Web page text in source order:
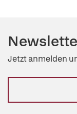
Jetzt anmelden